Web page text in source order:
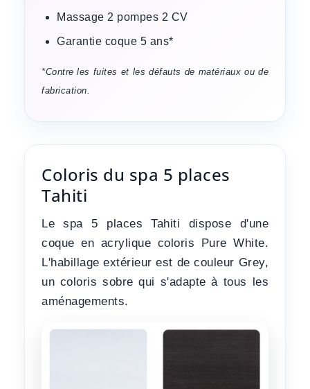
Massage 2 pompes 2 CV
Garantie coque 5 ans*
*Contre les fuites et les défauts de matériaux ou de
fabrication.
Coloris du spa 5 places
Tahiti
Le spa 5 places Tahiti dispose d'une
coque en acrylique coloris Pure White.
L'habillage extérieur est de couleur Grey,
un coloris sobre qui s'adapte à tous les
aménagements.